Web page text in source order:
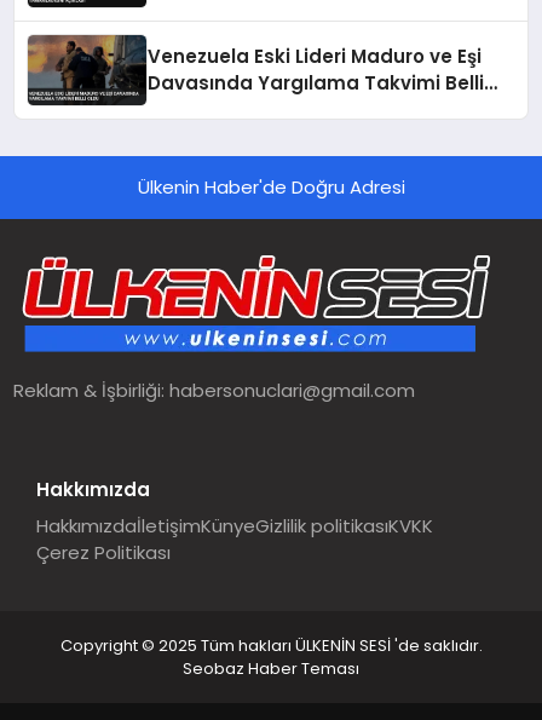
Venezuela Eski Lideri Maduro ve Eşi
Davasında Yargılama Takvimi Belli
Ülkenin Haber'de Doğru Adresi
Reklam & İşbirliği:habersonuclari@gmail.com
Hakkımızda
HakkımızdaİletişimKünyeGizlilik politikasıKVKK
Çerez Politikası
Copyright © 2025 Tüm hakları ÜLKENİN SESİ 'de saklıdır.
Seobaz Haber Teması